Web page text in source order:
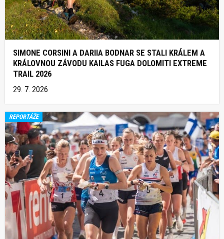
SIMONE CORSINI A DARIIA BODNAR SE STALI KRÁLEM A
KRÁLOVNOU ZÁVODU KAILAS FUGA DOLOMITI EXTREME
TRAIL 2026
29. 7. 2026
REPORTÁŽE